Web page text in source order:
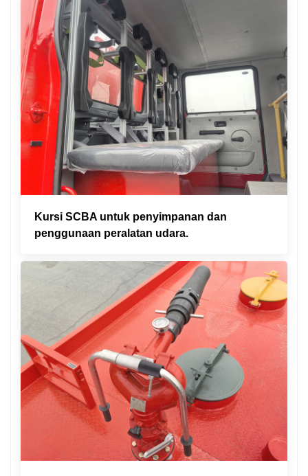
Kursi SCBA untuk penyimpanan dan
penggunaan peralatan udara.